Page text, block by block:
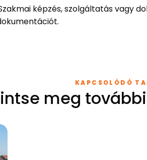
képzés, szolgáltatás vagy
KAPCSOLÓDÓ
meg